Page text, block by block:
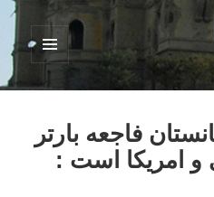
فهرست
ابزارک‌ها
فاجعه بارتر
و امریکا است :